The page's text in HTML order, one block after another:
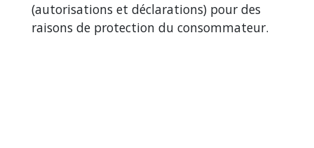
(autorisations et déclarations) pour des
raisons de protection du consommateur.